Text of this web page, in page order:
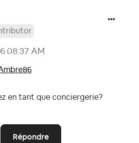
08:37 AM
en tant que conciergerie?
Répondre